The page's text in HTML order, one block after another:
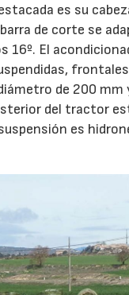
es su
de corte se
El
de 200
del tractor
es
23/